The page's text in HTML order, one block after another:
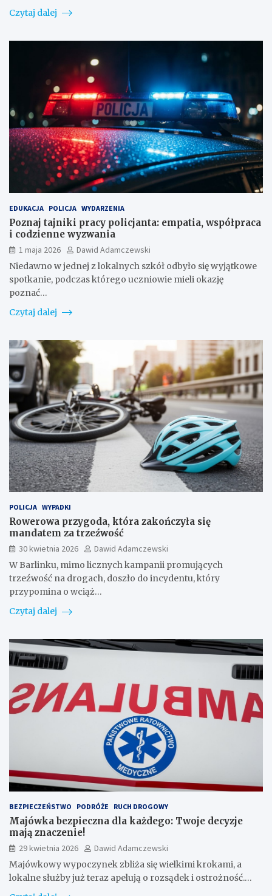
Czytaj dalej
EDUKACJA POLICJA WYDARZENIA
Poznaj tajniki pracy policjanta: empatia, współpraca
i codzienne wyzwania
1 maja 2026
Dawid Adamczewski
Niedawno w jednej z lokalnych szkół odbyło się wyjątkowe
spotkanie, podczas którego uczniowie mieli okazję
poznać…
Czytaj dalej
POLICJA WYPADKI
Rowerowa przygoda, która zakończyła się
mandatem za trzeźwość
30 kwietnia 2026
Dawid Adamczewski
W Barlinku, mimo licznych kampanii promujących
trzeźwość na drogach, doszło do incydentu, który
przypomina o wciąż…
Czytaj dalej
BEZPIECZEŃSTWO PODRÓŻE RUCH DROGOWY
Majówka bezpieczna dla każdego: Twoje decyzje
mają znaczenie!
29 kwietnia 2026
Dawid Adamczewski
Majówkowy wypoczynek zbliża się wielkimi krokami, a
lokalne służby już teraz apelują o rozsądek i ostrożność.…